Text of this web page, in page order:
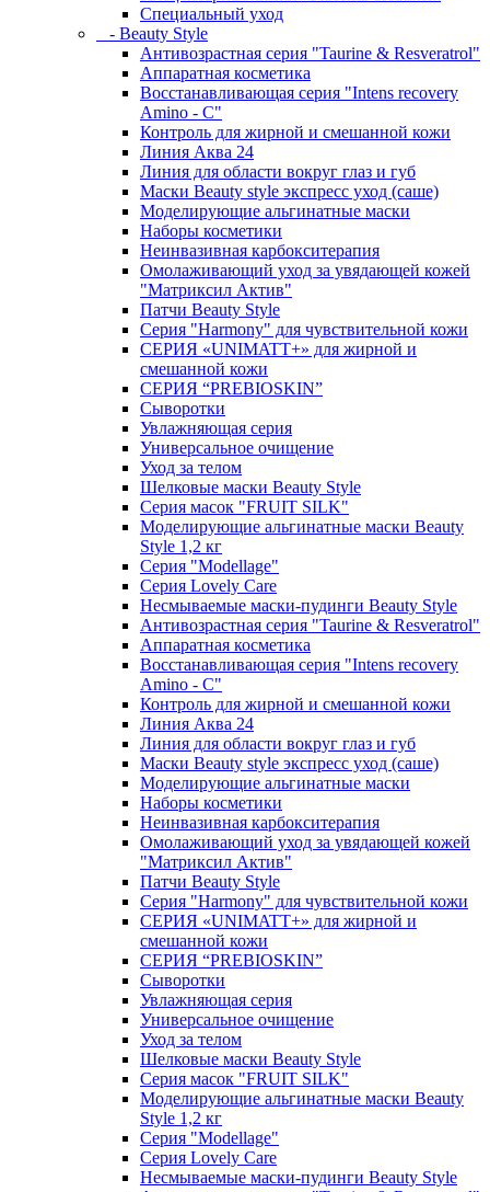
Специальный уход
- Beauty Style
Антивозрастная серия "Taurine & Resveratrol"
Аппаратная косметика
Восстанавливающая серия "Intens recovery
Amino - C"
Контроль для жирной и смешанной кожи
Линия Аква 24
Линия для области вокруг глаз и губ
Маски Beauty style экспресс уход (саше)
Моделирующие альгинатные маски
Наборы косметики
Неинвазивная карбокситерапия
Омолаживающий уход за увядающей кожей
"Матриксил Актив"
Патчи Beauty Style
Серия "Harmony" для чувствительной кожи
СЕРИЯ «UNIMATT+» для жирной и
смешанной кожи
СЕРИЯ “PREBIOSKIN”
Сыворотки
Увлажняющая серия
Универсальное очищение
Уход за телом
Шелковые маски Beauty Style
Серия масок "FRUIT SILK"
Моделирующие альгинатные маски Beauty
Style 1,2 кг
Серия "Modellage"
Cерия Lovely Care
Несмываемые маски-пудинги Beauty Style
Антивозрастная серия "Taurine & Resveratrol"
Аппаратная косметика
Восстанавливающая серия "Intens recovery
Amino - C"
Контроль для жирной и смешанной кожи
Линия Аква 24
Линия для области вокруг глаз и губ
Маски Beauty style экспресс уход (саше)
Моделирующие альгинатные маски
Наборы косметики
Неинвазивная карбокситерапия
Омолаживающий уход за увядающей кожей
"Матриксил Актив"
Патчи Beauty Style
Серия "Harmony" для чувствительной кожи
СЕРИЯ «UNIMATT+» для жирной и
смешанной кожи
СЕРИЯ “PREBIOSKIN”
Сыворотки
Увлажняющая серия
Универсальное очищение
Уход за телом
Шелковые маски Beauty Style
Серия масок "FRUIT SILK"
Моделирующие альгинатные маски Beauty
Style 1,2 кг
Серия "Modellage"
Cерия Lovely Care
Несмываемые маски-пудинги Beauty Style